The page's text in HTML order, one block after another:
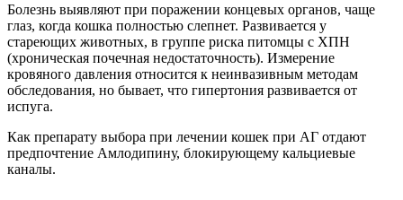
Болезнь выявляют при поражении концевых органов, чаще
глаз, когда кошка полностью слепнет. Развивается у
стареющих животных, в группе риска питомцы с ХПН
(хроническая почечная недостаточность). Измерение
кровяного давления относится к неинвазивным методам
обследования, но бывает, что гипертония развивается от
испуга.
Как препарату выбора при лечении кошек при АГ отдают
предпочтение Амлодипину, блокирующему кальциевые
каналы.